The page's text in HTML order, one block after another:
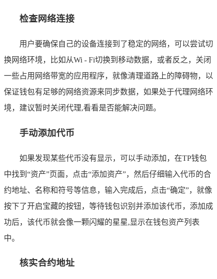
检查网络连接
用户要确保自己的设备连接到了稳定的网络，可以尝试切
换网络环境，比如从Wi - Fi切换到移动数据，或者反之，关闭
一些占用网络带宽的应用程序，就像清理道路上的障碍物，以
保证钱包有足够的网络资源来同步数据，如果处于代理网络环
境，建议暂时关闭代理,看看是否能解决问题。
手动添加代币
如果发现某些代币没有显示，可以手动添加，在TP钱包
中找到“资产”页面，点击“添加资产”，然后仔细输入代币的合
约地址、名称和符号等信息，输入完成后，点击“确定”，就像
按下了开启宝藏的按钮，等待钱包识别并添加该代币，添加成
功后，该代币就会像一颗闪耀的星星,显示在钱包资产列表
中。
核实合约地址